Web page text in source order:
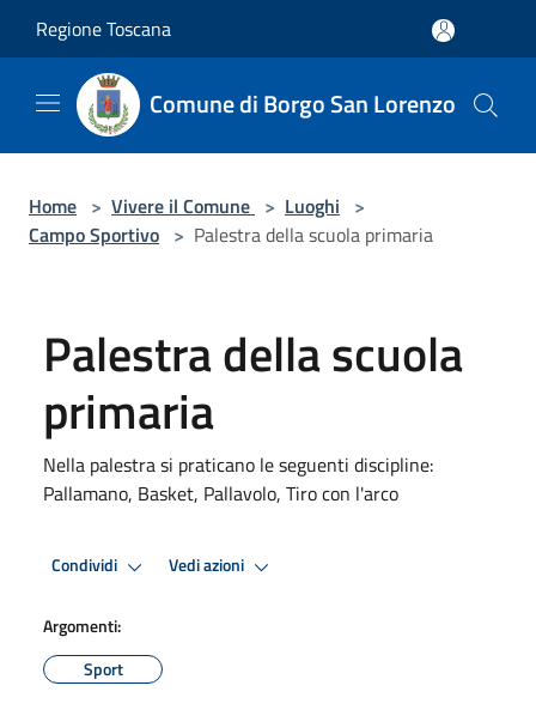
Regione Toscana
Comune di Borgo San Lorenzo
Home > Vivere il Comune > Luoghi >
Campo Sportivo > Palestra della scuola primaria
Palestra della scuola
primaria
Nella palestra si praticano le seguenti discipline:
Pallamano, Basket, Pallavolo, Tiro con l'arco
Condividi Vedi azioni
Argomenti:
Sport